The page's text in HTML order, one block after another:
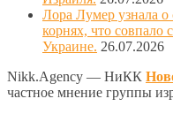
Лора Лумер узнала о
корнях, что совпало
Украине. 26.07.2026
Nikk.Agency — НиКК
частное мнение группы